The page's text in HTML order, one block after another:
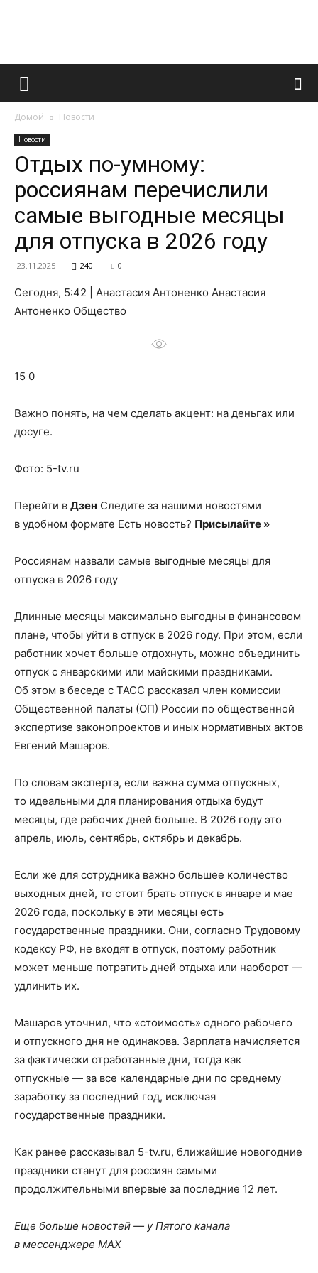
Французский
и
Домой Новости
Новости
Отдых по-умному:
россиянам перечислили
самые выгодные месяцы
для отпуска в 2026 году
23.11.2025 240 0
Сегодня, 5:42 | Анастасия Антоненко Анастасия
Антоненко Общество
15 0
Важно понять, на чем сделать акцент: на деньгах или
досуге.
Фото: 5-tv.ru
Перейти в Дзен Следите за нашими новостями
в удобном формате Есть новость? Присылайте »
Россиянам назвали самые выгодные месяцы для
отпуска в 2026 году
Длинные месяцы максимально выгодны в финансовом
плане, чтобы уйти в отпуск в 2026 году. При этом, если
работник хочет больше отдохнуть, можно объединить
отпуск с январскими или майскими праздниками.
Об этом в беседе с ТАСС рассказал член комиссии
Общественной палаты (ОП) России по общественной
экспертизе законопроектов и иных нормативных актов
Евгений Машаров.
По словам эксперта, если важна сумма отпускных,
то идеальными для планирования отдыха будут
месяцы, где рабочих дней больше. В 2026 году это
апрель, июль, сентябрь, октябрь и декабрь.
Если же для сотрудника важно большее количество
выходных дней, то стоит брать отпуск в январе и мае
2026 года, поскольку в эти месяцы есть
государственные праздники. Они, согласно Трудовому
кодексу РФ, не входят в отпуск, поэтому работник
может меньше потратить дней отдыха или наоборот —
удлинить их.
Машаров уточнил, что «стоимость» одного рабочего
и отпускного дня не одинакова. Зарплата начисляется
за фактически отработанные дни, тогда как
отпускные — за все календарные дни по среднему
заработку за последний год, исключая
государственные праздники.
Как ранее рассказывал 5-tv.ru, ближайшие новогодние
праздники станут для россиян самыми
продолжительными впервые за последние 12 лет.
Еще больше новостей — у Пятого канала
в мессенджере MAX